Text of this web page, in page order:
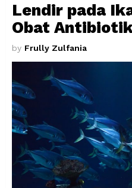
Lendir pada
Obat
by Frully Zulfania